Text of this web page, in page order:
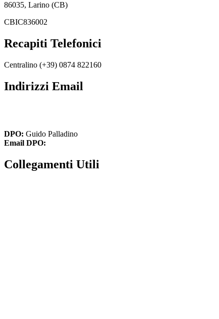
86035, Larino (CB)
CBIC836002
Recapiti Telefonici
Centralino (+39) 0874 822160
Indirizzi Email
DPO: Guido Palladino
Email DPO:
Collegamenti Utili